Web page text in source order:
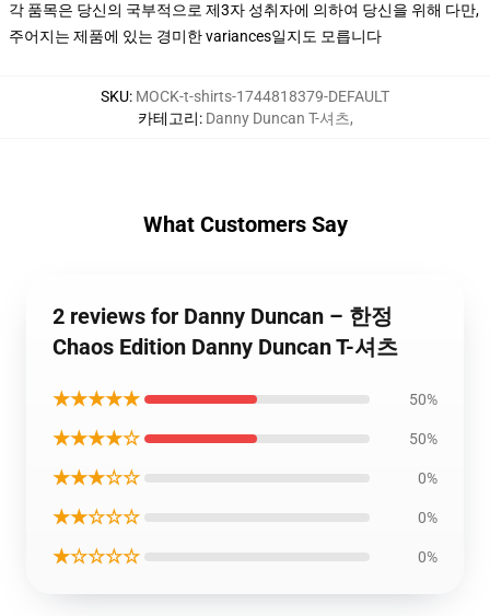
각 품목은 당신의 국부적으로 제3자 성취자에 의하여 당신을 위해 다만,
주어지는 제품에 있는 경미한 variances일지도 모릅니다
SKU: MOCK-t-shirts-1744818379-DEFAULT
카테고리: Danny Duncan T-셔츠,
What Customers Say
2 reviews for Danny Duncan – 한정
Chaos Edition Danny Duncan T-셔츠
★★★★★ 50%
★★★★☆ 50%
★★★☆☆ 0%
★★☆☆☆ 0%
★☆☆☆☆ 0%